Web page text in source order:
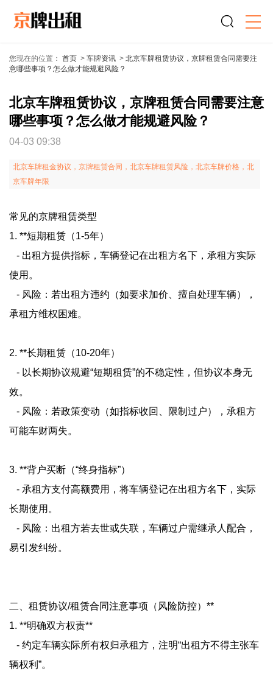
您现在的位置： 首页 > 车牌资讯 > 北京车牌租赁协议，京牌租赁合同需要注
意哪些事项？怎么做才能规避风险？
北京车牌租赁协议，京牌租赁合同需要注意
哪些事项？怎么做才能规避风险？
04-03 09:38
北京车牌租金协议，京牌租赁合同，北京车牌租赁风险，北京车牌价格，北
京车牌年限
常见的京牌租赁类型
1. **短期租赁（1-5年）
- 出租方提供指标，车辆登记在出租方名下，承租方实际
使用。
- 风险：若出租方违约（如要求加价、擅自处理车辆），
承租方维权困难。
2. **长期租赁（10-20年）
- 以长期协议规避“短期租赁”的不稳定性，但协议本身无
效。
- 风险：若政策变动（如指标收回、限制过户），承租方
可能车财两失。
3. **背户买断（“终身指标”）
- 承租方支付高额费用，将车辆登记在出租方名下，实际
长期使用。
- 风险：出租方若去世或失联，车辆过户需继承人配合，
易引发纠纷。
二、租赁协议/租赁合同注意事项（风险防控）**
1. **明确双方权责**
- 约定车辆实际所有权归承租方，注明“出租方不得主张车
辆权利”。